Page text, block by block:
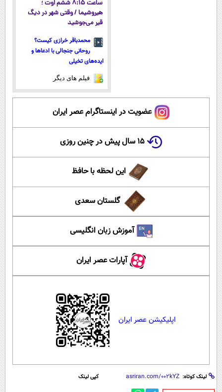
ساعت ۸:۱۵ ششم اوت ؛
هیروشیما / وقتی شهر در دیگ
قیر می‌جوشید
محمدباقر خرازی کیست؟
روحانی جنجالی با ادعاها و
ایده‌های تخیلی
فیلم های دیگر
عضویت در اینستاگرام عصر ایران
۱۵ سال پیش در چنین روزی
این لحظه با حافظ
گلستان سعدی
آموزش زبان انگلیسی
آپارات عصر ایران
اپلیکیشن عصر ایران
لینک کوتاه: کپی لینک